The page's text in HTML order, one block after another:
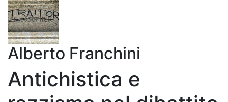
Alberto Franchini
Antichistica e